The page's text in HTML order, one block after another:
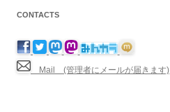
CONTACTS
Mail (管理者にメールが届きます)